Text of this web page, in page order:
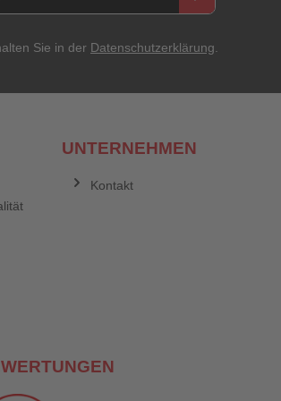
Sie in der Datenschutzerklärung.
UNTERNEHMEN
Kontakt